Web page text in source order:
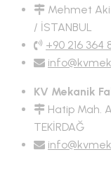
Mehmet
/ İSTANBUL
+90 216 364
KV Mekanik
Hatip Mah.
TEKİRDAĞ